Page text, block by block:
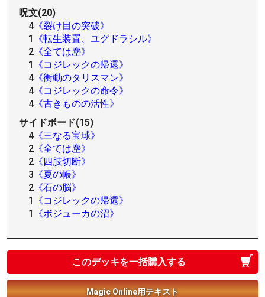
呪文(20)
4 《裂け目の突破》
1
《転生装置、ユグドラシル》
2 《全ては塵》
1
《コジレックの帰還》
4 《衝動のタリスマン》
4 《コジレックの命令》
4 《古きものの活性》
サイドボード(15)
4 《三なる宝球》
2 《全ては塵》
2 《四肢切断》
3 《夏の帳》
2 《石の脳》
1
《コジレックの帰還》
1
《ボジューカの沼》
このデッキを一括購入する
Magic Online用テキスト